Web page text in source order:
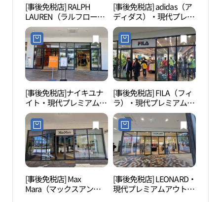
[事後免税店] RALPH
LAUREN（ラルフローレ
ン）・現代プレミアムア
ウトレットキンポ（金
浦）店(폴로랄프로렌 현
대프리미엄아울렛 김포
점)
[事後免税店] adidas（ア
ディダス）・現代プレミ
アムアウトレットキンポ
（金浦）店(아디다스 현
대프리미엄아울렛 김포
점)
[事後免税店]ナイキユナ
イト・現代プレミアムア
ウトレットキンポ（金
浦）店(나이키유나이트
현대프리미엄아울렛 김
포점)
[事後免税店] FILA（フィ
ラ）・現代プレミアムア
ウトレットキンポ（金
浦）店(휠라 현대프리미
엄아울렛 김포점)
[事後免税店] Max
Mara（マックスアンド
[事後免税店] LEONARD・
現代プレミアムアウトレ